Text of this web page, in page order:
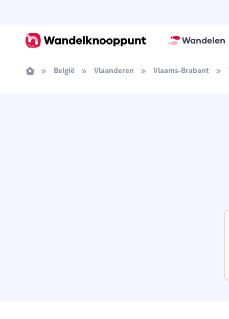
Wandelen
België Vlaanderen Vlaams-Brabant